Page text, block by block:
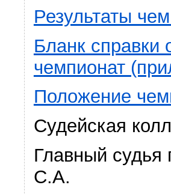
Результаты
Бланк
чемпионат
Положение
Судейская
Главный судья
С.А.